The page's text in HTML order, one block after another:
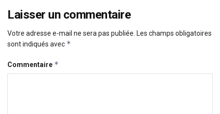
Laisser un commentaire
Votre adresse e-mail ne sera pas publiée. Les champs obligatoires
sont indiqués avec *
Commentaire *